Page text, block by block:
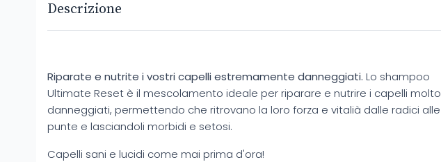
Descrizione
Riparate e nutrite i vostri capelli estremamente danneggiati. Lo shampoo
Ultimate Reset è il mescolamento ideale per riparare e nutrire i capelli molto
danneggiati, permettendo che ritrovano la loro forza e vitalià dalle radici alle
punte e lasciandoli morbidi e setosi.
Capelli sani e lucidi come mai prima d'ora!